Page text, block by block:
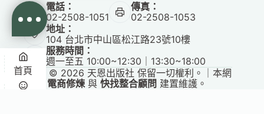
電話：
02-2508-1051
傳真：
02-2508-1053
地址：
104 台北市中山區松江路23號10樓
服務時間：
週一至五 10:00~12:30｜13:30~18:00
Copyright © 2026 天恩出版社 保留一切權利。｜本網
站由 電商修煉與快找整合顧問 建置維護。
首頁